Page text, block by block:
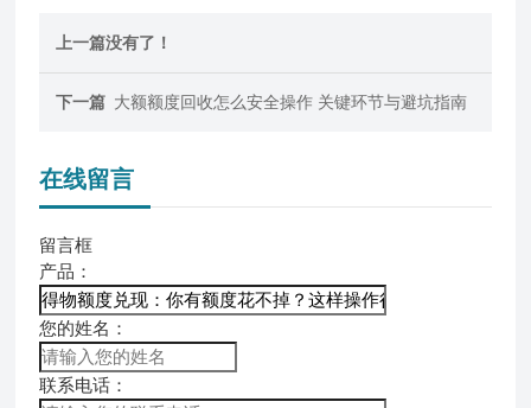
上一篇没有了！
下一篇 大额额度回收怎么安全操作 关键环节与避坑指南
在线留言
留言框
产品：
您的姓名：
联系电话：